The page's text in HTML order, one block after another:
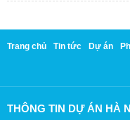
Trang chủ Tin tức Dự án
THÔNG TIN DỰ ÁN HÀ